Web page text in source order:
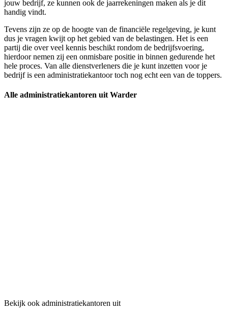
jouw bedrijf, ze kunnen ook de jaarrekeningen maken als je dit
handig vindt.
Tevens zijn ze op de hoogte van de financiële regelgeving, je kunt
dus je vragen kwijt op het gebied van de belastingen. Het is een
partij die over veel kennis beschikt rondom de bedrijfsvoering,
hierdoor nemen zij een onmisbare positie in binnen gedurende het
hele proces. Van alle dienstverleners die je kunt inzetten voor je
bedrijf is een administratiekantoor toch nog echt een van de toppers.
Alle administratiekantoren uit Warder
Bekijk ook administratiekantoren uit